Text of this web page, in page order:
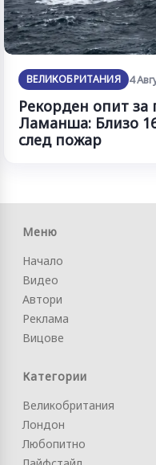
ВЕЛИКОБРИТАНИЯ 4
Рекорден опит за
Ламанша: Близо
след пожар
Меню
Начало
Видео
Автори
Реклама
Вицове
Категории
Великобритания
Лондон
Любопитно